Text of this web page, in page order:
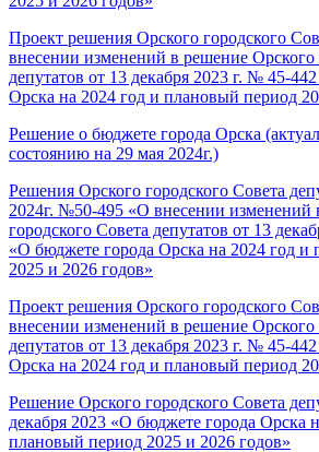
Проект решения Орского городского
внесении изменений в решение Орского
депутатов от 13 декабря 2023 г. № 45-
Орска на 2024 год и плановый период
Решение о бюджете города Орска
состоянию на 29 мая 2024г.)
Решения Орского городского Совета
2024г. №50-495 «О внесении изменений
городского Совета депутатов от 13
«О бюджете города Орска на 2024 год и
2025 и 2026 годов»
Проект решения Орского городского
внесении изменений в решение Орского
депутатов от 13 декабря 2023 г. № 45-
Орска на 2024 год и плановый период
Решение Орского городского Совета
декабря 2023 «О бюджете города Орска
плановый период 2025 и 2026 годов»